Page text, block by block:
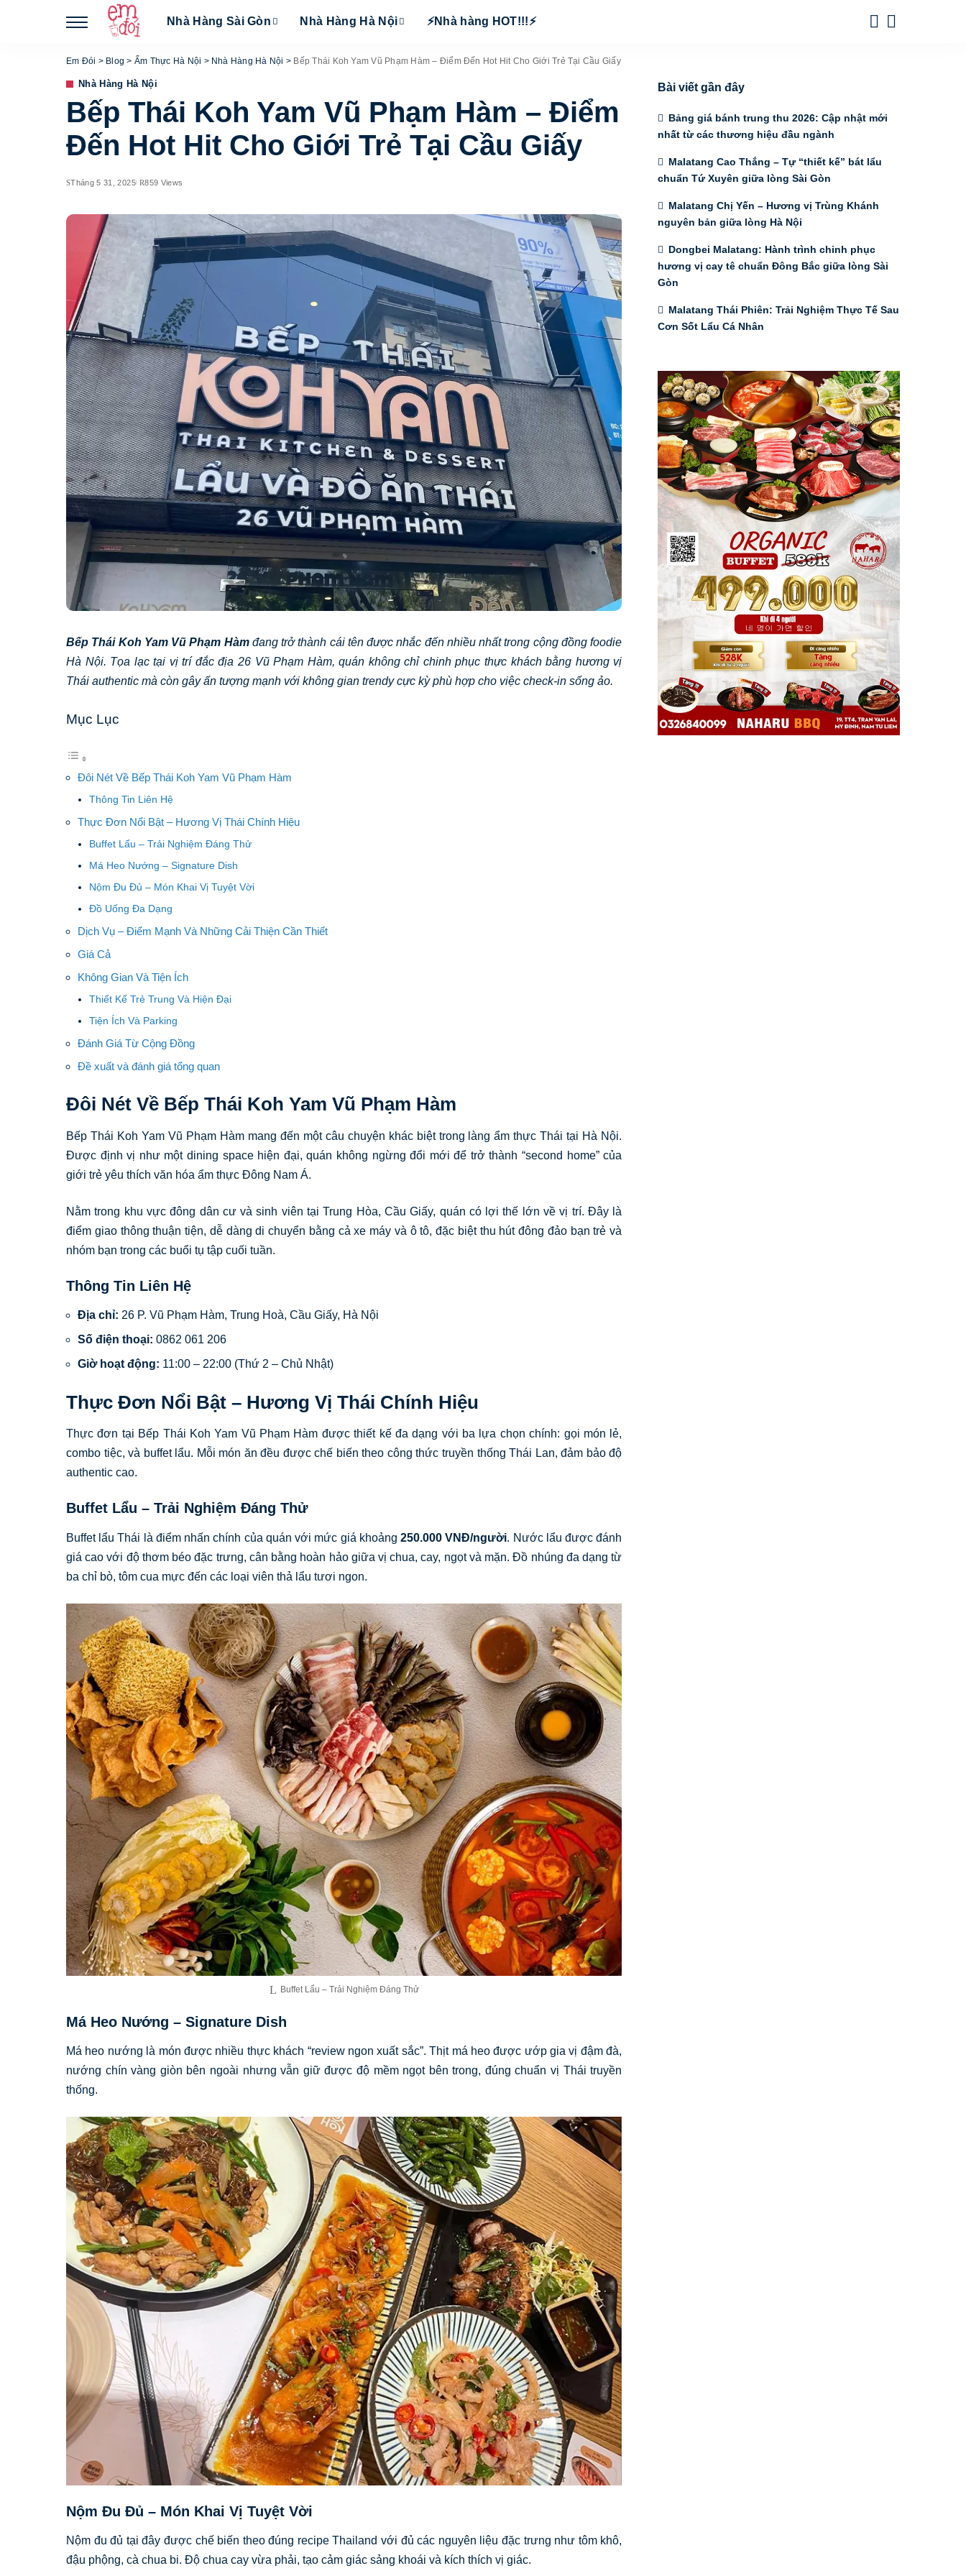
Nhà Hàng Sài Gòn Nhà Hàng Hà Nội ⚡Nhà hàng HOT!!!⚡
Em Đói > Blog > Ẩm Thực Hà Nội > Nhà Hàng Hà Nội > Bếp Thái Koh Yam Vũ Phạm Hàm – Điểm Đến Hot Hit Cho Giới Trẻ Tại Cầu Giấy
Nhà Hàng Hà Nội
Bếp Thái Koh Yam Vũ Phạm Hàm – Điểm
Đến Hot Hit Cho Giới Trẻ Tại Cầu Giấy
Tháng 5 31, 2025 859 Views
Bếp Thái Koh Yam Vũ Phạm Hàmđang trở thành cái tên được nhắc đến nhiều nhất trong cộng đồng foodie
Hà Nội. Tọa lạc tại vị trí đắc địa 26 Vũ Phạm Hàm, quán không chỉ chinh phục thực khách bằng hương vị
Thái authentic mà còn gây ấn tượng mạnh với không gian trendy cực kỳ phù hợp cho việc check-in sống ảo.
Mục Lục
Đôi Nét Về Bếp Thái Koh Yam Vũ Phạm Hàm
Thông Tin Liên Hệ
Thực Đơn Nổi Bật – Hương Vị Thái Chính Hiệu
Buffet Lẩu – Trải Nghiệm Đáng Thử
Má Heo Nướng – Signature Dish
Nộm Đu Đủ – Món Khai Vị Tuyệt Vời
Đồ Uống Đa Dạng
Dịch Vụ – Điểm Mạnh Và Những Cải Thiện Cần Thiết
Giá Cả
Không Gian Và Tiện Ích
Thiết Kế Trẻ Trung Và Hiện Đại
Tiện Ích Và Parking
Đánh Giá Từ Cộng Đồng
Đề xuất và đánh giá tổng quan
Đôi Nét Về Bếp Thái Koh Yam Vũ Phạm Hàm
Bếp Thái Koh Yam Vũ Phạm Hàm mang đến một câu chuyện khác biệt trong làng ẩm thực Thái tại Hà Nội.
Được định vị như một dining space hiện đại, quán không ngừng đổi mới để trở thành “second home” của
giới trẻ yêu thích văn hóa ẩm thực Đông Nam Á.
Nằm trong khu vực đông dân cư và sinh viên tại Trung Hòa, Cầu Giấy, quán có lợi thế lớn về vị trí. Đây là
điểm giao thông thuận tiện, dễ dàng di chuyển bằng cả xe máy và ô tô, đặc biệt thu hút đông đảo bạn trẻ và
nhóm bạn trong các buổi tụ tập cuối tuần.
Thông Tin Liên Hệ
Địa chỉ: 26 P. Vũ Phạm Hàm, Trung Hoà, Cầu Giấy, Hà Nội
Số điện thoại: 0862 061 206
Giờ hoạt động: 11:00 – 22:00 (Thứ 2 – Chủ Nhật)
Thực Đơn Nổi Bật – Hương Vị Thái Chính Hiệu
Thực đơn tại Bếp Thái Koh Yam Vũ Phạm Hàm được thiết kế đa dạng với ba lựa chọn chính: gọi món lẻ,
combo tiệc, và buffet lẩu. Mỗi món ăn đều được chế biến theo công thức truyền thống Thái Lan, đảm bảo độ
authentic cao.
Buffet Lẩu – Trải Nghiệm Đáng Thử
Buffet lẩu Thái là điểm nhấn chính của quán với mức giá khoảng 250.000 VNĐ/người. Nước lẩu được đánh
giá cao với độ thơm béo đặc trưng, cân bằng hoàn hảo giữa vị chua, cay, ngọt và mặn. Đồ nhúng đa dạng từ
ba chỉ bò, tôm cua mực đến các loại viên thả lẩu tươi ngon.
Buffet Lẩu – Trải Nghiệm Đáng Thử
Má Heo Nướng – Signature Dish
Má heo nướng là món được nhiều thực khách “review ngon xuất sắc”. Thịt má heo được ướp gia vị đậm đà,
nướng chín vàng giòn bên ngoài nhưng vẫn giữ được độ mềm ngọt bên trong, đúng chuẩn vị Thái truyền
thống.
Nộm Đu Đủ – Món Khai Vị Tuyệt Vời
Nộm đu đủ tại đây được chế biến theo đúng recipe Thailand với đủ các nguyên liệu đặc trưng như tôm khô,
đậu phộng, cà chua bi. Độ chua cay vừa phải, tạo cảm giác sảng khoái và kích thích vị giác.
Bài viết gần đây
Bảng giá bánh trung thu 2026: Cập nhật mới
nhất từ các thương hiệu đầu ngành
Malatang Cao Thắng – Tự “thiết kế” bát lẩu
chuẩn Tứ Xuyên giữa lòng Sài Gòn
Malatang Chị Yến – Hương vị Trùng Khánh
nguyên bản giữa lòng Hà Nội
Dongbei Malatang: Hành trình chinh phục
hương vị cay tê chuẩn Đông Bắc giữa lòng Sài
Gòn
Malatang Thái Phiên: Trải Nghiệm Thực Tế Sau
Cơn Sốt Lẩu Cá Nhân